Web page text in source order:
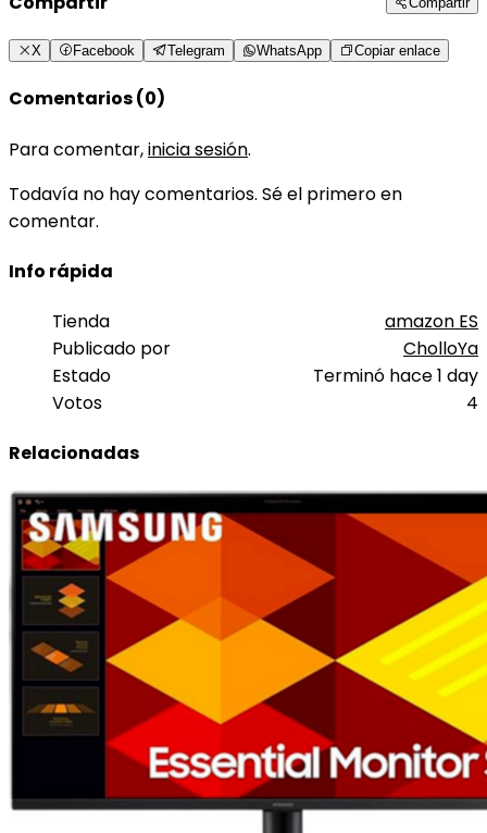
X Facebook Telegram WhatsApp Copiar enlace
Comentarios (0)
Para comentar,inicia sesión.
Todavía no hay comentarios. Sé el primero en
comentar.
Info rápida
Tienda
amazon ES
Publicado por
CholloYa
Estado
Terminó hace 1 day
Votos
4
Relacionadas